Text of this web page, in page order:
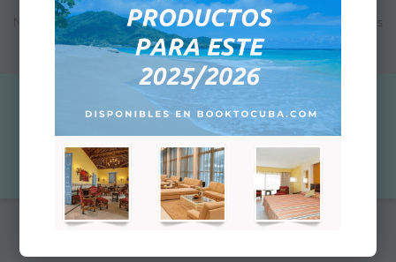
Note: Le prix indiqué n'est pas le prix final; à la prochaine étape vous
verrez le prix total en fonction de la méthode de paiement
sélectionnée pour cette commande
160,00 $US Qty:
Ajouter au panier